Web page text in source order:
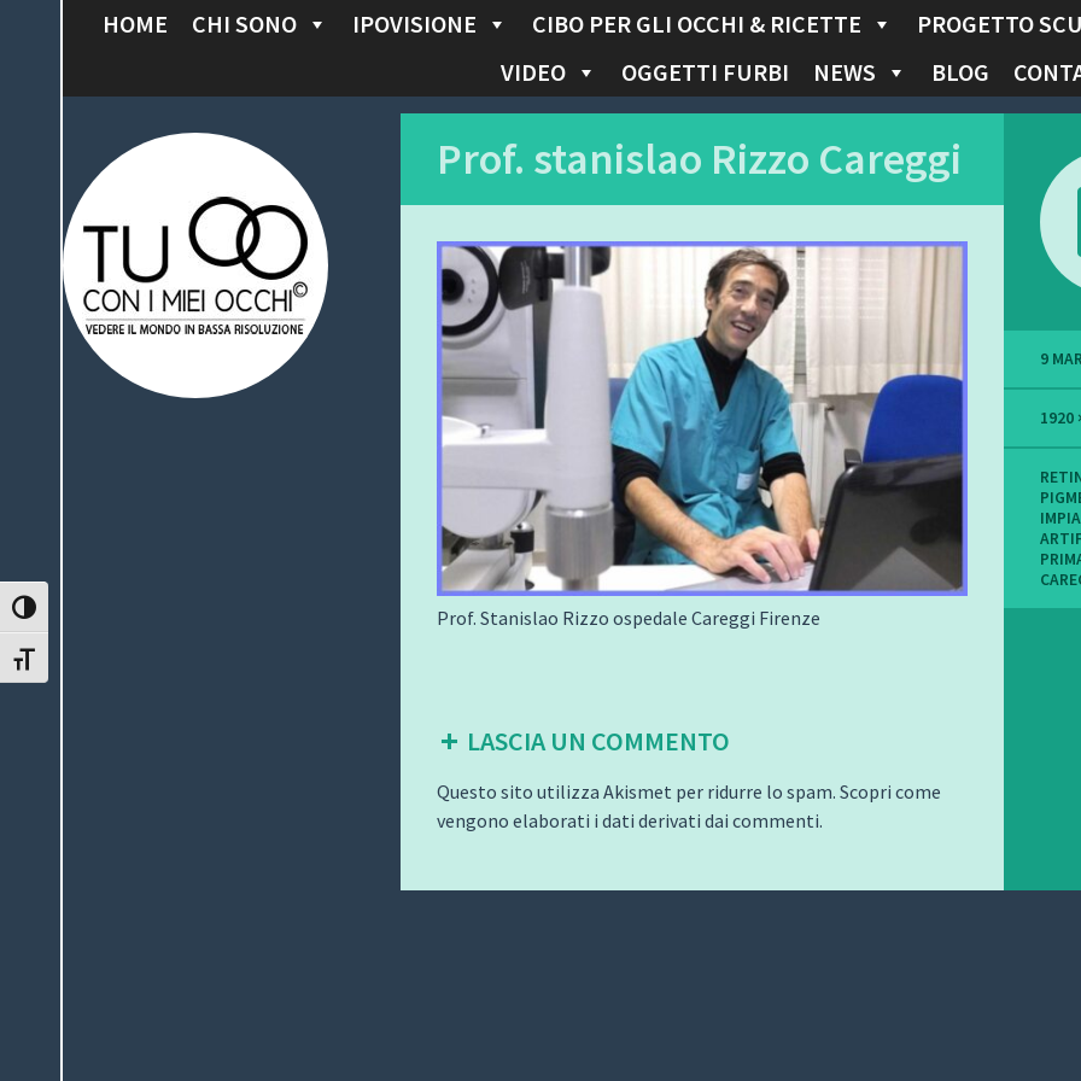
ATTIVA/DISATTIVA ALTO CONTRASTO
ATTIVA/DISATTIVA DIMENSIONE TESTO
I
C
O
N
T
HOME CHI SONO IPOVISIONE CIBO PER GLI OCCHI & RICETTE PROGETTO
VIDEO
OGGETTI FURBI NEWS BLOG
Tu con i miei
occhi
Prof. stanislao Rizzo Careggi
Prof. Stanislao Rizzo ospedale Careggi Firenze
LASCIA UN COMMENTO
Questo sito utilizza Akismet per ridurre lo spam. Scopri come
vengono elaborati i dati derivati dai commenti.
9
1920